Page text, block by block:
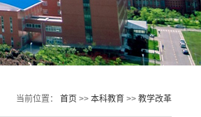
当前位置： 首页 >> 本科教育 >> 教学改革